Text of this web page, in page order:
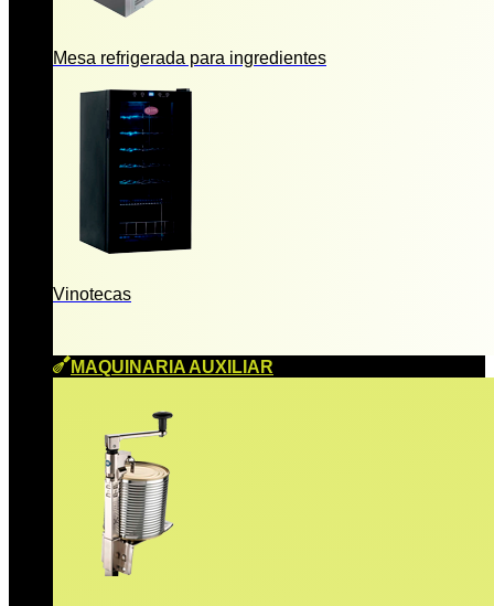
Mesa refrigerada para ingredientes
Vinotecas
MAQUINARIA AUXILIAR